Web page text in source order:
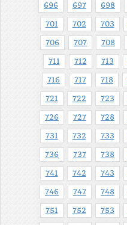
696 697 698
701 702 703
706 707 708
711 712 713
716 717 718
721 722 723
726 727 728
731 732 733
736 737 738
741 742 743
746 747 748
751 752 753